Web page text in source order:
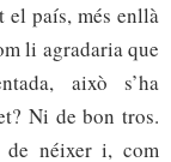
el país, més enllà
li agradaria que
això s’ha
Ni de bon tros.
de néixer i, com